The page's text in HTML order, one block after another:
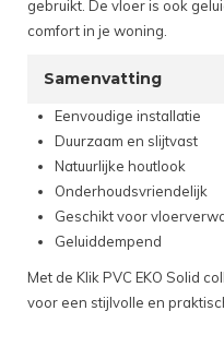
gebruikt. De vloer is ook
comfort in je woning.
Samenvatting
Eenvoudige installatie
Duurzaam en slijtvast
Natuurlijke houtlook
Onderhoudsvriendelijk
Geschikt voor
Geluiddempend
Met de Klik PVC EKO Solid
voor een stijlvolle en